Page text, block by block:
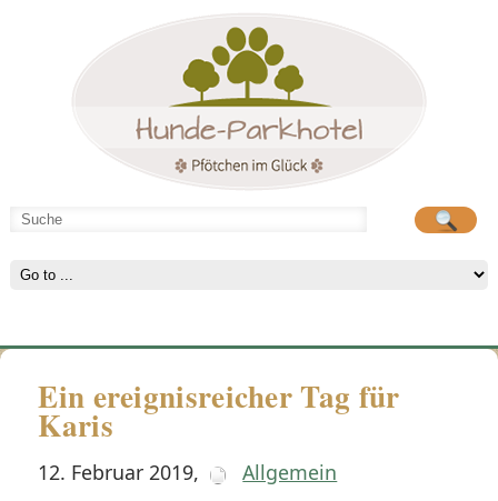
Hunde-Parkhotel
Ein ereignisreicher Tag für
Karis
12. Februar 2019, Allgemein